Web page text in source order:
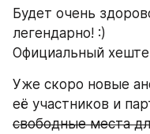
Будет очень
легендарно! :)
Официальный
Уже скоро новые
её участников и
свободные места